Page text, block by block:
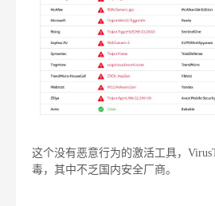
这个没有恶意行为的激活工具，
毒，其中不乏国内安全厂商。